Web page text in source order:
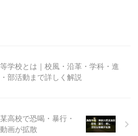
学校とは｜校風・沿革・学科・進
部活動まで詳しく解説
高校で恐喝・暴行・
画が拡散